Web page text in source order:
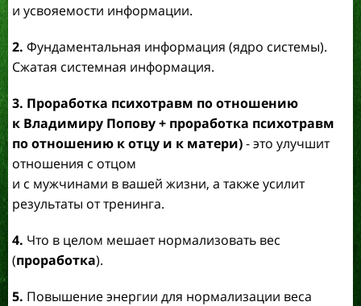
и усвояемости информации.
2. Фундаментальная информация (ядро системы).
Сжатая системная информация.
3. Проработка психотравм по отношению
к Владимиру Попову + проработка психотравм
по отношению к отцу и к матери)- это улучшит
отношения с отцом
и с мужчинами в вашей жизни, а также усилит
результаты от тренинга.
4. Что в целом мешает нормализовать вес
(проработка).
5. Повышение энергии для нормализации веса